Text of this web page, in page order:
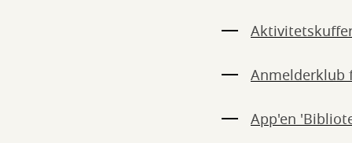
Anmelderklub
App'en